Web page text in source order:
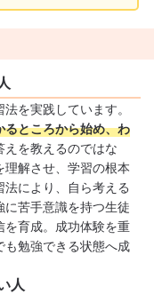
を実践しています。
るところから始め、わ
えを教えるのではな
解させ、学習の根本
により、自ら考える
苦手意識を持つ生徒
育成。成功体験を重
勉強できる状態へ成
人